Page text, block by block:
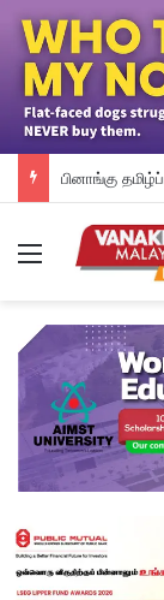
Menu